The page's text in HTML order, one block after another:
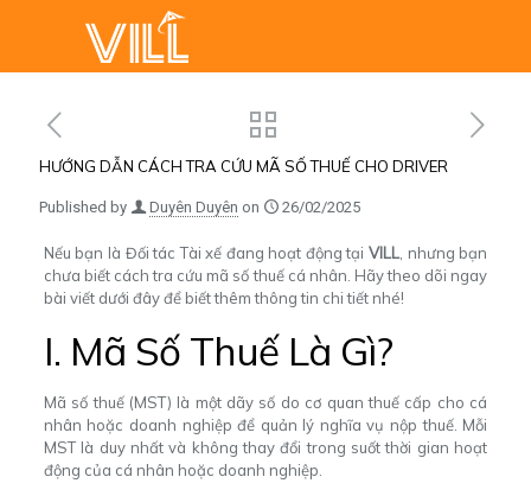
HƯỚNG DẪN CÁCH TRA CỨU MÃ SỐ THUẾ CHO DRIVER
Published by Duyên Duyên on 26/02/2025
Nếu bạn là Đối tác Tài xế đang hoạt động tạiVILL , nhưng bạn
chưa biết cách tra cứu mã số thuế cá nhân. Hãy theo dõi ngay
bài viết dưới đây để biết thêm thông tin chi tiết nhé!
I. Mã Số Thuế Là Gì?
Mã số thuế (MST) là một dãy số do cơ quan thuế cấp cho cá
nhân hoặc doanh nghiệp để quản lý nghĩa vụ nộp thuế. Mỗi
MST là duy nhất và không thay đổi trong suốt thời gian hoạt
động của cá nhân hoặc doanh nghiệp.